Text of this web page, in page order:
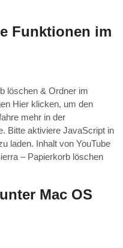
Funktionen im
löschen & Ordner im
Hier klicken, um den
mehr in der
Bitte aktiviere JavaScript in
laden. Inhalt von YouTube
– Papierkorb löschen
Mac OS